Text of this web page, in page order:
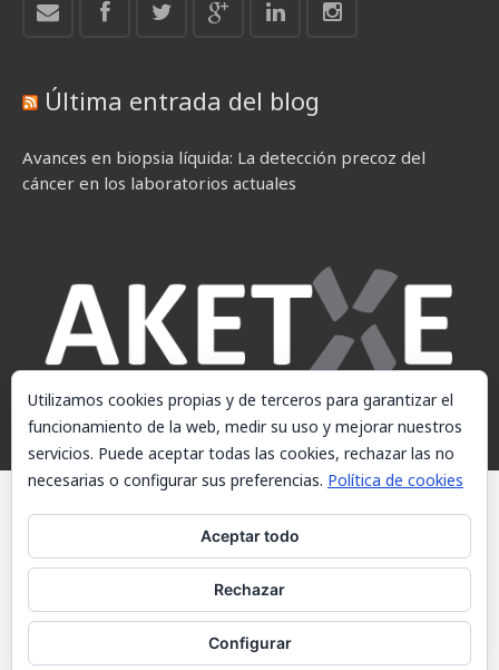
Última entrada del blog
Avances en biopsia líquida: La detección precoz del
cáncer en los laboratorios actuales
© AKETXE Consulting, S.L. - Este sitio web utiliza cookies, consulte
nuestra Política de cookies.
Política de cookies
Contacto
Utilizamos cookies propias y de terceros para garantizar el
funcionamiento de la web, medir su uso y mejorar nuestros
servicios. Puede aceptar todas las cookies, rechazar las no
necesarias o configurar sus preferencias. Política de cookies
Aceptar todo
Rechazar
Configurar